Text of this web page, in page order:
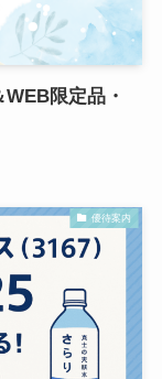
限定品・
優待案内